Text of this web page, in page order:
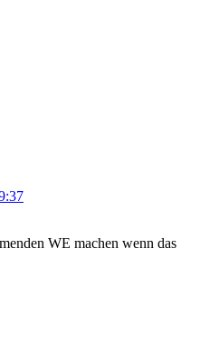
WE machen wenn das